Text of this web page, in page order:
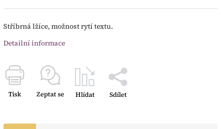
Stříbrná lžíce, možnost rytí textu.
Detailní informace
Tisk Zeptat se Hlídat Sdílet